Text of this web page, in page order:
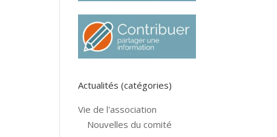
Actualités (catégories)
Vie de l'association
Nouvelles du comité